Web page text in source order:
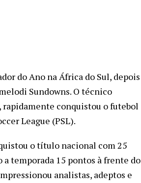
do Ano na África do Sul, depois
Sundowns. O técnico
rapidamente conquistou o futebol
League (PSL).
o título nacional com 25
temporada 15 pontos à frente do
analistas, adeptos e